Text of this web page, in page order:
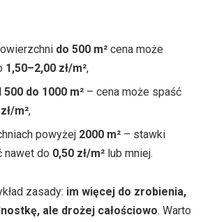
do 500 m² cena może
1,50–2,00 zł/m²,
500 do 1000 m² – cena może spaść
m²,
powyżej 2000 m² – stawki
nawet do 0,50 zł/m² lub mniej.
zasady: im więcej do zrobienia,
ale drożej całościowo. Warto